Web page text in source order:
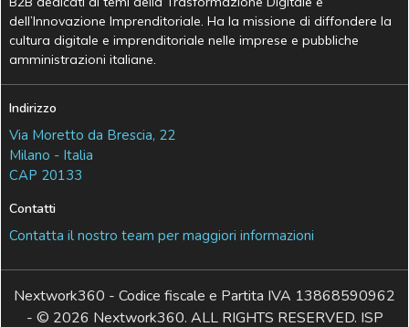
dell’Innovazione Imprenditoriale. Ha la missione di diffondere la
cultura digitale e imprenditoriale nelle imprese e pubbliche
amministrazioni italiane.
Indirizzo
Via Moretto da Brescia, 22
Milano - Italia
CAP 20133
Contatti
Contatta il nostro team per maggiori informazioni
Nextwork360 - Codice fiscale e Partita IVA 13868590962
- © 2026 Nextwork360. ALL RIGHTS RESERVED. ISP